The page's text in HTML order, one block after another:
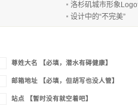
洛杉矶城市形象
设计中的“不完美”
尊姓大名 【必填，潜水有碍健康】
邮箱地址 【必填，但胡写也没人管】
站点 【暂时没有就空着吧】